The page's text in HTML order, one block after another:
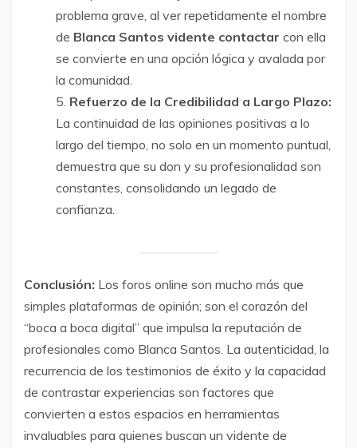
problema grave, al ver repetidamente el nombre
de Blanca Santos vidente contactar con ella
se convierte en una opción lógica y avalada por
la comunidad.
Refuerzo de la Credibilidad a Largo Plazo:
La continuidad de las opiniones positivas a lo
largo del tiempo, no solo en un momento puntual,
demuestra que su don y su profesionalidad son
constantes, consolidando un legado de
confianza.
Conclusión: Los foros online son mucho más que
simples plataformas de opinión; son el corazón del
“boca a boca digital” que impulsa la reputación de
profesionales como Blanca Santos. La autenticidad, la
recurrencia de los testimonios de éxito y la capacidad
de contrastar experiencias son factores que
convierten a estos espacios en herramientas
invaluables para quienes buscan un vidente de